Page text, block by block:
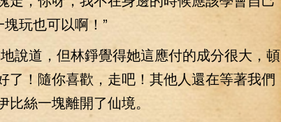
玩也可以啊！”
道，但林錚覺得她這應付的成分很大，頓
了！隨你喜歡，走吧！其他人還在等著我們
絲一塊離開了仙境。